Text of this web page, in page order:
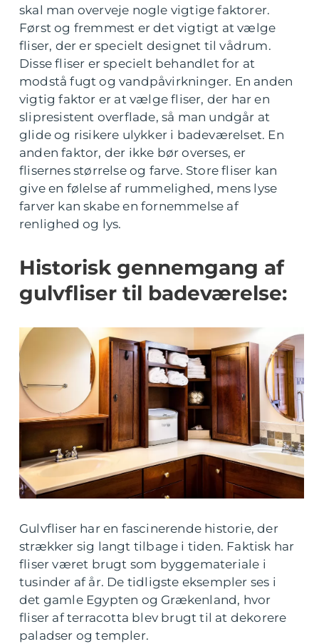
skal man overveje nogle vigtige faktorer.
Først og fremmest er det vigtigt at vælge
fliser, der er specielt designet til vådrum.
Disse fliser er specielt behandlet for at
modstå fugt og vandpåvirkninger. En anden
vigtig faktor er at vælge fliser, der har en
slipresistent overflade, så man undgår at
glide og risikere ulykker i badeværelset. En
anden faktor, der ikke bør overses, er
flisernes størrelse og farve. Store fliser kan
give en følelse af rummelighed, mens lyse
farver kan skabe en fornemmelse af
renlighed og lys.
Historisk gennemgang af
gulvfliser til badeværelse:
Gulvfliser har en fascinerende historie, der
strækker sig langt tilbage i tiden. Faktisk har
fliser været brugt som byggemateriale i
tusinder af år. De tidligste eksempler ses i
det gamle Egypten og Grækenland, hvor
fliser af terracotta blev brugt til at dekorere
paladser og templer.